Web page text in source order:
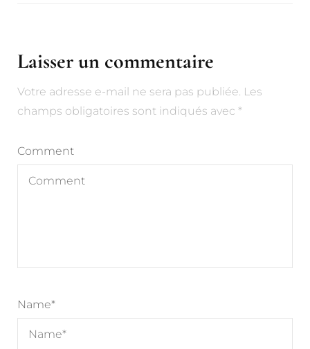
Laisser un commentaire
Votre adresse e-mail ne sera pas publiée. Les
champs obligatoires sont indiqués avec *
Comment
Name*
Alternative: